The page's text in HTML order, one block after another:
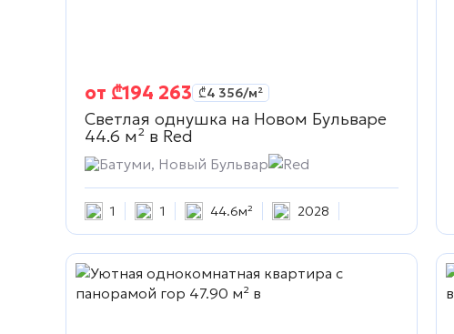
от ₾194 263 ₾4 356/м²
Светлая однушка на Новом Бульваре
44.6 м² в Red
Батуми, Новый Бульвар Red
1 1 44.6м² 2028